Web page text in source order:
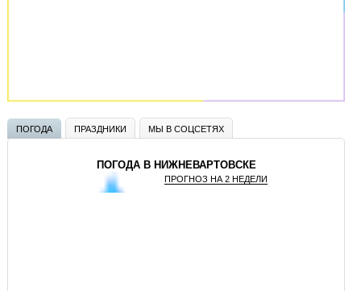
ПОГОДА ПРАЗДНИКИ МЫ В СОЦСЕТЯХ
ПОГОДА В НИЖНЕВАРТОВСКЕ
ПРОГНОЗ НА 2 НЕДЕЛИ